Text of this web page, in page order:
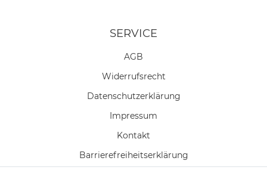
SERVICE
AGB
Widerrufs­recht
Daten­schutz­erklärung
Impressum
Kontakt
Barrierefreiheitserklärung